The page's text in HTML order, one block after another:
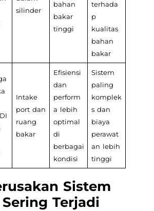
silinder
bahan
bakar
tinggi
terhada
p
kualitas
bahan
bakar
Intake
port dan
ruang
bakar
Efisiensi
dan
perform
a lebih
optimal
di
berbagai
kondisi
Sistem
paling
komplek
s dan
biaya
perawat
an lebih
tinggi
Sistem
Terjadi